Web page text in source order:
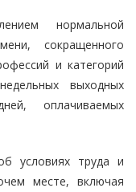
нормальной
сокращенного
и категорий
выходных
оплачиваемых
условиях труда и
месте, включая